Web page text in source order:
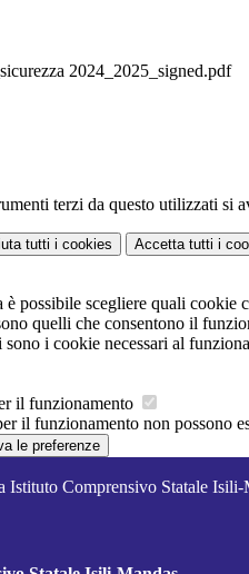
2024_2025_signed.pdf
terzi da questo utilizzati si
tutti i cookies Accetta tutti i
è possibile scegliere quali cookie
quelli che consentono il
sono i cookie necessari al
il funzionamento
il funzionamento non possono
le preferenze
Istituto Comprensivo Statale Isili-